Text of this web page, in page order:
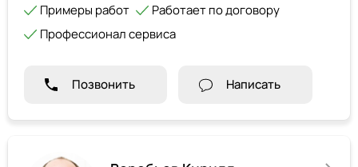
Примеры работ
Работает по договору
Профессионал сервиса
Позвонить Написать